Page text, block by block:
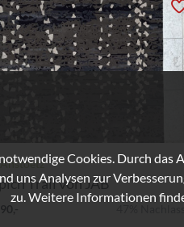
Trail von JAB
Cookies. Durch
uns Analysen zur
zu. Weitere Informationen